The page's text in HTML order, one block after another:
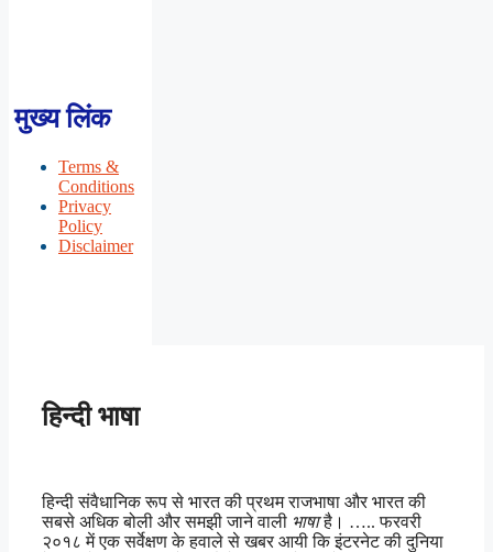
मुख्य लिंक
Terms &
Conditions
Privacy
Policy
Disclaimer
हिन्दी भाषा
हिन्दी संवैधानिक रूप से भारत की प्रथम राजभाषा और भारत की
सबसे अधिक बोली और समझी जाने वाली भाषाहै। ….. फरवरी
२०१८ में एक सर्वेक्षण के हवाले से खबर आयी कि इंटरनेट की दुनिया